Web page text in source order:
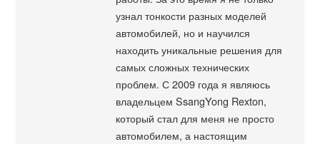
узнал тонкости разных моделей
автомобилей, но и научился
находить уникальные решения для
самых сложных технических
проблем. С 2009 года я являюсь
владельцем SsangYong Rexton,
который стал для меня не просто
автомобилем, а настоящим